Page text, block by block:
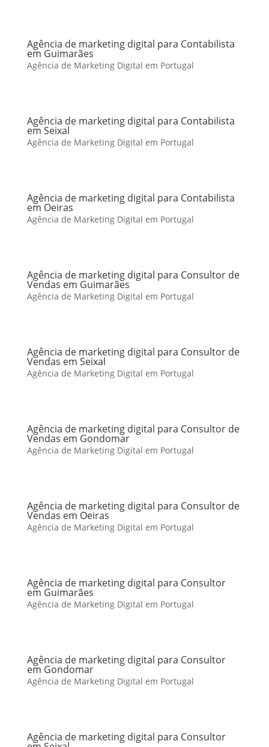
Agência de marketing digital para Contabilista
em Guimarães
Agência de Marketing Digital em Portugal
Agência de marketing digital para Contabilista
em Seixal
Agência de Marketing Digital em Portugal
Agência de marketing digital para Contabilista
em Oeiras
Agência de Marketing Digital em Portugal
Agência de marketing digital para Consultor de
Vendas em Guimarães
Agência de Marketing Digital em Portugal
Agência de marketing digital para Consultor de
Vendas em Seixal
Agência de Marketing Digital em Portugal
Agência de marketing digital para Consultor de
Vendas em Gondomar
Agência de Marketing Digital em Portugal
Agência de marketing digital para Consultor de
Vendas em Oeiras
Agência de Marketing Digital em Portugal
Agência de marketing digital para Consultor
em Guimarães
Agência de Marketing Digital em Portugal
Agência de marketing digital para Consultor
em Gondomar
Agência de Marketing Digital em Portugal
Agência de marketing digital para Consultor